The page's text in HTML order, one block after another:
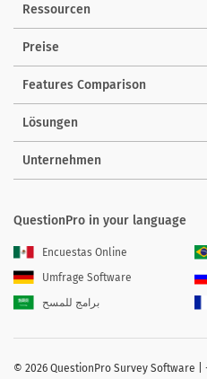
Ressourcen
Preise
Features Comparison
Lösungen
Unternehmen
QuestionPro in your language
Encuestas Online
Umfrage Software
برامج للمسح
© 2026 QuestionPro Survey Software |